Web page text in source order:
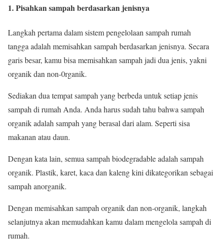
1. Pisahkan sampah berdasarkan jenisnya
Langkah pertama dalam sistem pengelolaan sampah rumah
tangga adalah memisahkan sampah berdasarkan jenisnya. Secara
garis besar, kamu bisa memisahkan sampah jadi dua jenis, yakni
organik dan non-0rganik.
Sediakan dua tempat sampah yang berbeda untuk setiap jenis
sampah di rumah Anda. Anda harus sudah tahu bahwa sampah
organik adalah sampah yang berasal dari alam. Seperti sisa
makanan atau daun.
Dengan kata lain, semua sampah biodegradable adalah sampah
organik. Plastik, karet, kaca dan kaleng kini dikategorikan sebagai
sampah anorganik.
Dengan memisahkan sampah organik dan non-organik, langkah
selanjutnya akan memudahkan kamu dalam mengelola sampah di
rumah.